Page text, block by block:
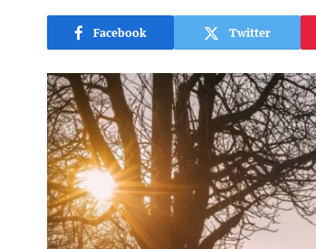
Facebook Twitter